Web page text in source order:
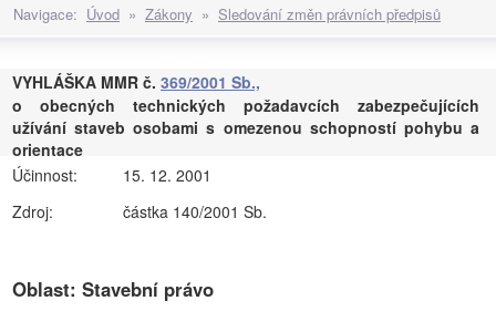
Navigace: Úvod » Zákony » Sledování změn právních předpisů
VYHLÁŠKA MMR č. 369/2001 Sb.,
o obecných technických požadavcích zabezpečujících
užívání staveb osobami s omezenou schopností pohybu a
orientace
Účinnost:
15. 12. 2001
Zdroj:
částka 140/2001 Sb.
Oblast: Stavební právo